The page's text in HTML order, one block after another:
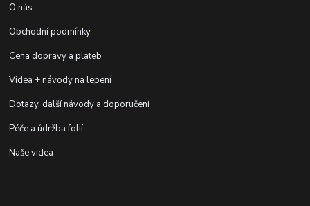
O nás
Obchodní podmínky
Cena dopravy a plateb
Videa + návody na lepení
Dotazy, další návody a doporučení
Péče a údržba folií
Naše videa